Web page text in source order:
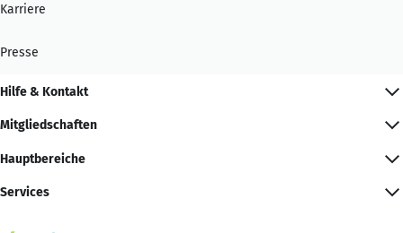
Karriere
Presse
Hilfe & Kontakt
Mitgliedschaften
Hauptbereiche
Services